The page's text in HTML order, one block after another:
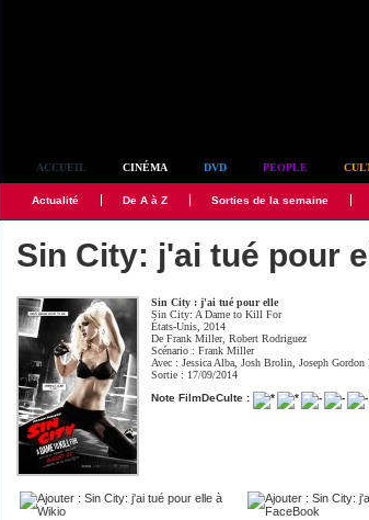
ACCUEIL CINÉMA DVD PEOPLE
Actualité De A à Z Sorties de la semaine
Sin City: j'ai tué pour
Sin City : j'ai tué pour elle
Sin City: A Dame to Kill For
États-Unis, 2014
DeFrank Miller,Robert Rodriguez
Scénario :Frank Miller
Avec :Jessica Alba ,Josh Brolin ,Joseph
Sortie : 17/09/2014
Note FilmDeCulte :